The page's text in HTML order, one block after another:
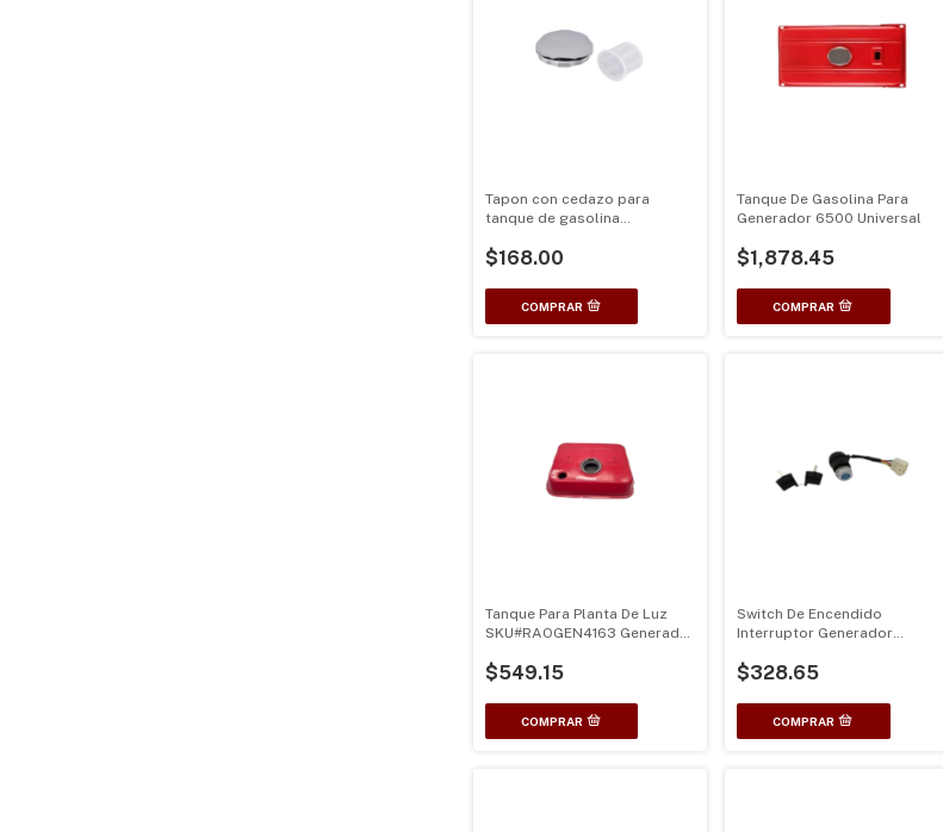
Tapon con cedazo para
tanque de gasolina
$168.00
Tanque De Gasolina Para
Generador 6500 Universal
$1,878.45
Tanque Para Planta De Luz
SKU#RAOGEN4163 Generador
$549.15
Switch De Encendido
Interruptor Generador
$328.65